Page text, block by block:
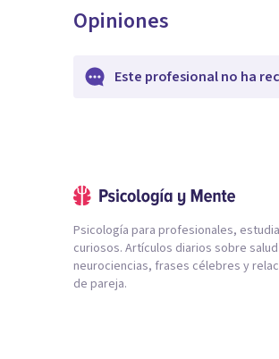
Opiniones
Este profesional no ha
Psicología para profesionales,
curiosos. Artículos diarios sobre
neurociencias, frases célebres y
de pareja.